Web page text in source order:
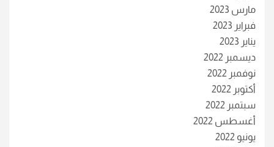
مارس 2023
فبراير 2023
يناير 2023
ديسمبر 2022
نوفمبر 2022
أكتوبر 2022
سبتمبر 2022
أغسطس 2022
يونيو 2022